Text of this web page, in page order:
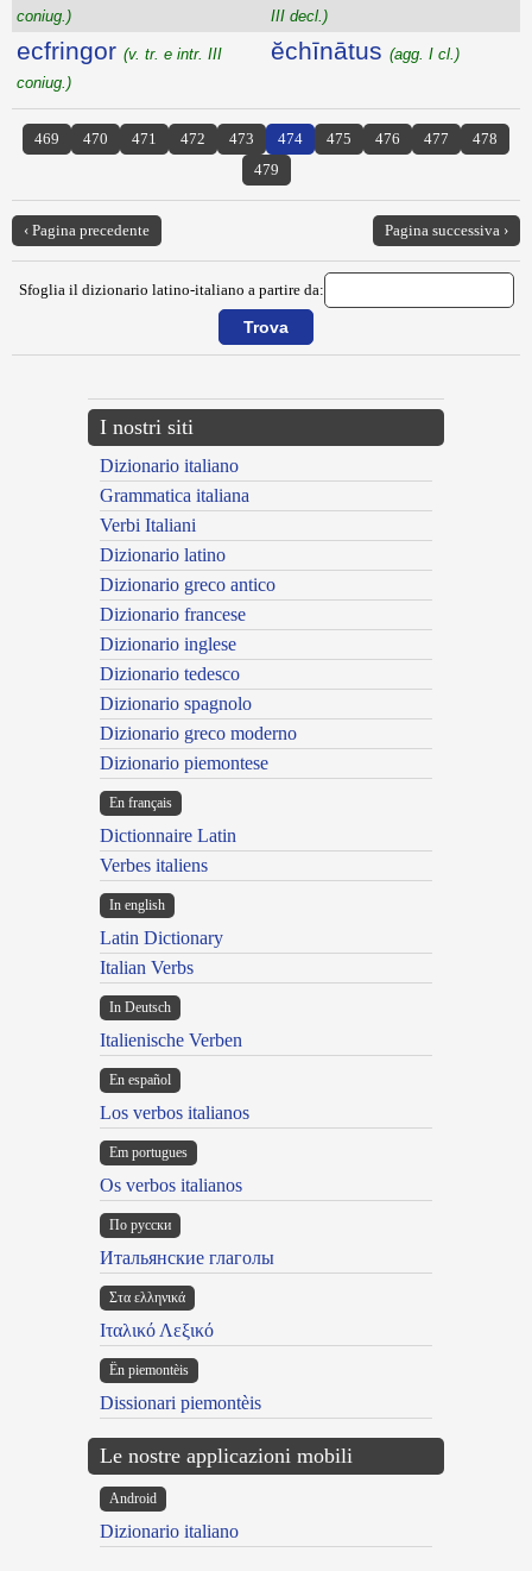
coniug.)
III decl.)
ecfringor (v. tr. e intr. III
coniug.)
ĕchīnātus (agg. I cl.)
469 470 471 472 473 474 475 476 477
478
479
‹ Pagina precedente Pagina successiva ›
Sfoglia il dizionario latino-italiano a partire da:
I nostri siti
Dizionario italiano
Grammatica italiana
Verbi Italiani
Dizionario latino
Dizionario greco antico
Dizionario francese
Dizionario inglese
Dizionario tedesco
Dizionario spagnolo
Dizionario greco moderno
Dizionario piemontese
En français
Dictionnaire Latin
Verbes italiens
In english
Latin Dictionary
Italian Verbs
In Deutsch
Italienische Verben
En español
Los verbos italianos
Em portugues
Os verbos italianos
По русски
Итальянские глаголы
Στα ελληνικά
Ιταλικό Λεξικό
Ën piemontèis
Dissionari piemontèis
Le nostre applicazioni mobili
Android
Dizionario italiano